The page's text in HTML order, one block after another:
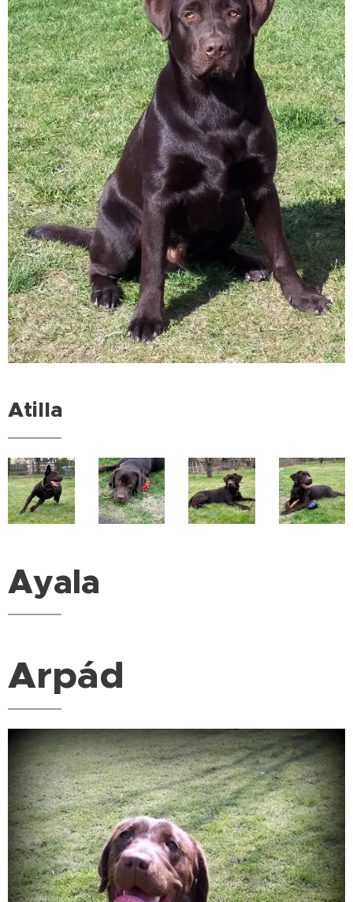
Atilla
Ayala
Arpád